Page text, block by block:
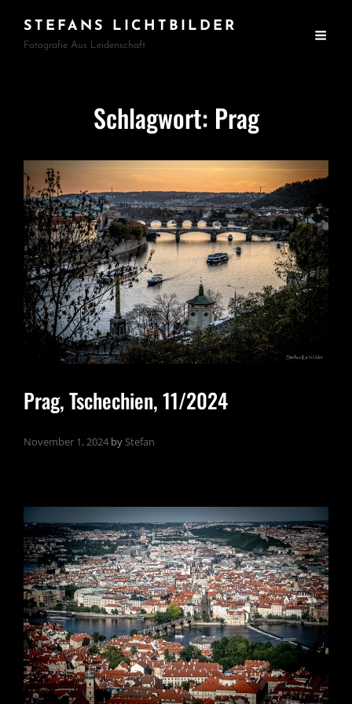
STEFANS LICHTBILDER
Fotografie Aus Leidenschaft
Schlagwort: Prag
Prag, Tschechien, 11/2024
November 1, 2024 by Stefan